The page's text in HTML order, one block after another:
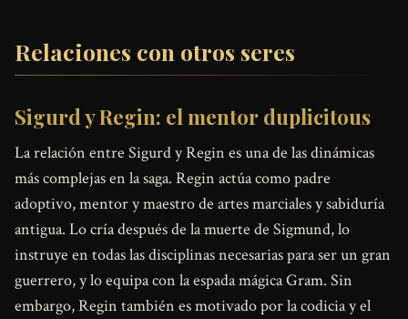
Relaciones con otros seres
Sigurd y Regin: el mentor duplicitous
La relación entre Sigurd y Regin es una de las dinámicas
más complejas en la saga. Regin actúa como padre
adoptivo, mentor y maestro de artes marciales y sabiduría
antigua. Lo cría después de la muerte de Sigmund, lo
instruye en todas las disciplinas necesarias para ser un gran
guerrero, y lo equipa con la espada mágica Gram. Sin
embargo, Regin también es motivado por la codicia y el